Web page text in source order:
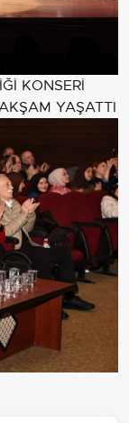
KONSERİ
YAŞATTI